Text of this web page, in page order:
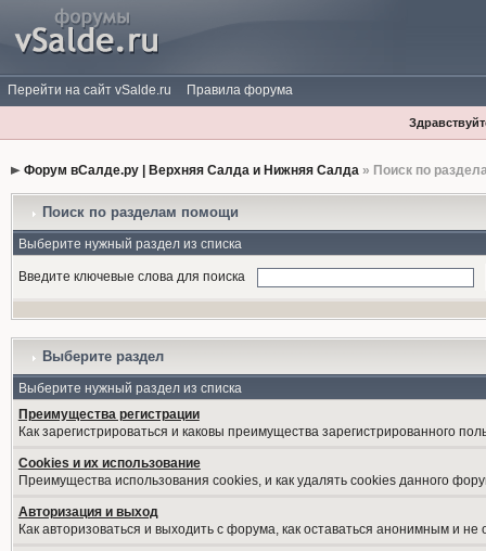
Перейти на сайт vSalde.ru Правила форума
Форум вСалде.ру | Верхняя Салда и Нижняя Салда» Поиск по
Поиск по разделам помощи
Выберите нужный раздел из списка
Введите ключевые слова для поиска
Выберите раздел
Выберите нужный раздел из списка
Преимущества регистрации
Как зарегистрироваться и каковы преимущества зарегистрированного
Cookies и их использование
Преимущества использования cookies, и как удалять cookies данного
Авторизация и выход
Как авторизоваться и выходить с форума, как оставаться анонимным и